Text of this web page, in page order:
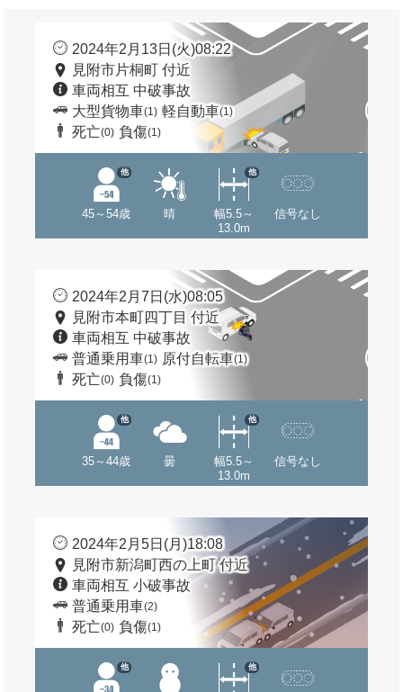
2024年2月13日(火)08:22
見附市片桐町 付近
車両相互 中破事故
大型貨物車(1) 軽自動車(1)
死亡(0) 負傷(1)
45～54歳
他
晴
幅5.5～
13.0m
他
信号なし
2024年2月7日(水)08:05
見附市本町四丁目 付近
車両相互 中破事故
普通乗用車(1) 原付自転車(1)
死亡(0) 負傷(1)
35～44歳
他
曇
幅5.5～
13.0m
他
信号なし
2024年2月5日(月)18:08
見附市新潟町西の上町 付近
車両相互 小破事故
普通乗用車(2)
死亡(0) 負傷(1)
他 他